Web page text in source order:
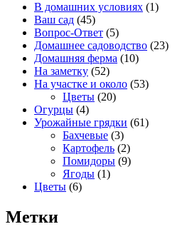
В домашних условиях (1)
Ваш сад (45)
Вопрос-Ответ (5)
Домашнее садоводство (23)
Домашняя ферма (10)
На заметку (52)
На участке и около (53)
Цветы (20)
Огурцы (4)
Урожайные грядки (61)
Бахчевые (3)
Картофель (2)
Помидоры (9)
Ягоды (1)
Цветы (6)
Метки